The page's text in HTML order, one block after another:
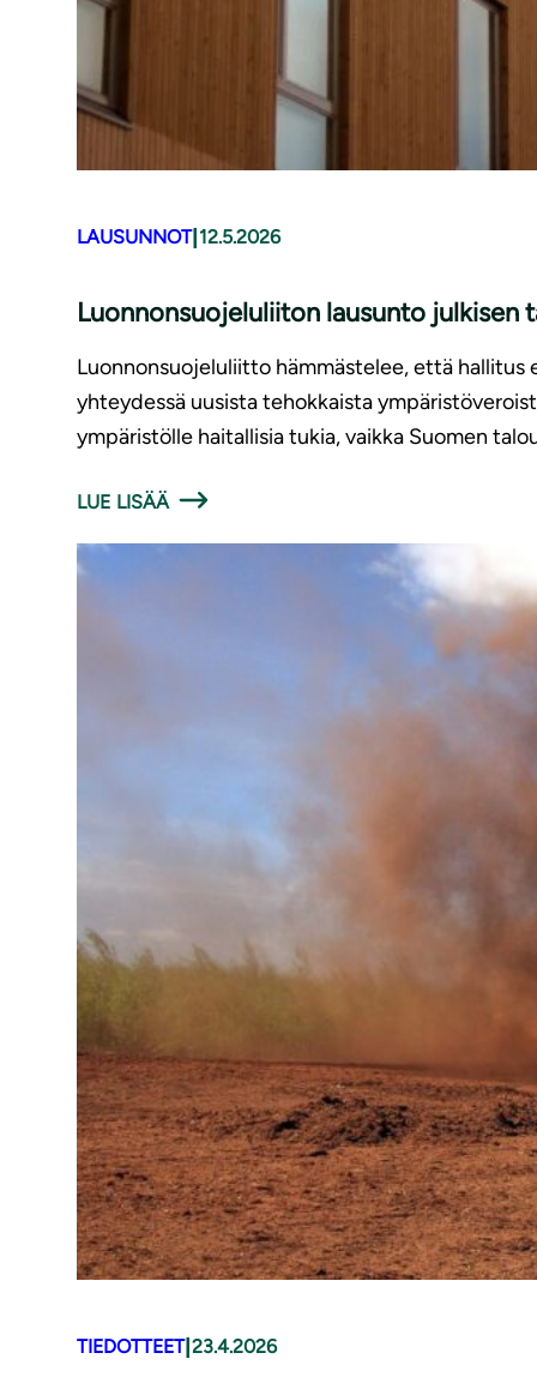
LAUSUNNOT|12.5.2026
Luonnonsuojeluliiton lausunto julkisen
Luonnonsuojeluliitto hämmästelee, että hallitus
yhteydessä uusista tehokkaista
ympäristölle haitallisia tukia, vaikka Suomen
LUE LISÄÄ
TIEDOTTEET|23.4.2026